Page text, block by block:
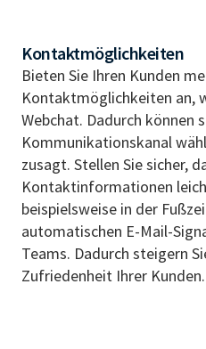
Kontaktmöglichkeiten
Bieten Sie Ihren Kunden
Kontaktmöglichkeiten an,
Webchat. Dadurch können
Kommunikationskanal
zusagt. Stellen Sie sicher,
Kontaktinformationen
beispielsweise in der
automatischen E-Mail-
Teams. Dadurch steigern
Zufriedenheit Ihrer Kunden.